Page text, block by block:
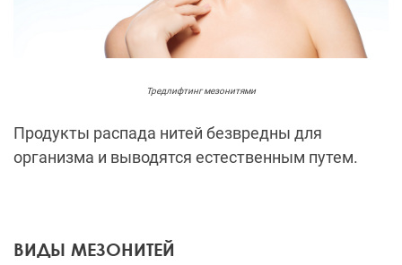
Тредлифтинг мезонитями
Продукты распада нитей безвредны для
организма и выводятся естественным путем.
ВИДЫ МЕЗОНИТЕЙ